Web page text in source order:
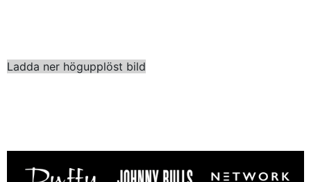
Ladda ner högupplöst bild